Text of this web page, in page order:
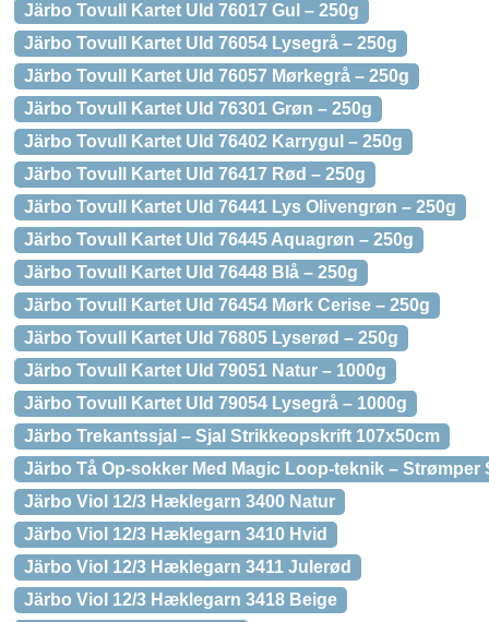
Järbo Tovull Kartet Uld 76017 Gul – 250g
Järbo Tovull Kartet Uld 76054 Lysegrå – 250g
Järbo Tovull Kartet Uld 76057 Mørkegrå – 250g
Järbo Tovull Kartet Uld 76301 Grøn – 250g
Järbo Tovull Kartet Uld 76402 Karrygul – 250g
Järbo Tovull Kartet Uld 76417 Rød – 250g
Järbo Tovull Kartet Uld 76441 Lys Olivengrøn – 250g
Järbo Tovull Kartet Uld 76445 Aquagrøn – 250g
Järbo Tovull Kartet Uld 76448 Blå – 250g
Järbo Tovull Kartet Uld 76454 Mørk Cerise – 250g
Järbo Tovull Kartet Uld 76805 Lyserød – 250g
Järbo Tovull Kartet Uld 79051 Natur – 1000g
Järbo Tovull Kartet Uld 79054 Lysegrå – 1000g
Järbo Trekantssjal – Sjal Strikkeopskrift 107x50cm
Järbo Tå Op-sokker Med Magic Loop-teknik –
Järbo Viol 12/3 Hæklegarn 3400 Natur
Järbo Viol 12/3 Hæklegarn 3410 Hvid
Järbo Viol 12/3 Hæklegarn 3411 Julerød
Järbo Viol 12/3 Hæklegarn 3418 Beige